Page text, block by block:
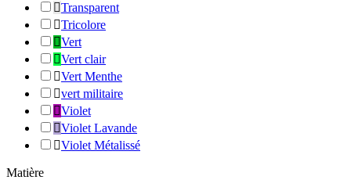
Transparent
Tricolore
Vert
Vert clair
Vert Menthe
vert militaire
Violet
Violet Lavande
Violet Métalissé
Matière